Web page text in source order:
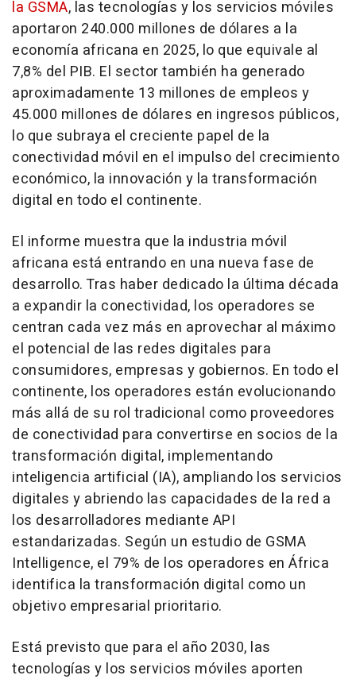
la GSMA, las tecnologías y los servicios móviles
aportaron 240.000 millones de dólares a la
economía africana en 2025, lo que equivale al
7,8% del PIB. El sector también ha generado
aproximadamente 13 millones de empleos y
45.000 millones de dólares en ingresos públicos,
lo que subraya el creciente papel de la
conectividad móvil en el impulso del crecimiento
económico, la innovación y la transformación
digital en todo el continente.
El informe muestra que la industria móvil
africana está entrando en una nueva fase de
desarrollo. Tras haber dedicado la última década
a expandir la conectividad, los operadores se
centran cada vez más en aprovechar al máximo
el potencial de las redes digitales para
consumidores, empresas y gobiernos. En todo el
continente, los operadores están evolucionando
más allá de su rol tradicional como proveedores
de conectividad para convertirse en socios de la
transformación digital, implementando
inteligencia artificial (IA), ampliando los servicios
digitales y abriendo las capacidades de la red a
los desarrolladores mediante API
estandarizadas. Según un estudio de GSMA
Intelligence, el 79% de los operadores en África
identifica la transformación digital como un
objetivo empresarial prioritario.
Está previsto que para el año 2030, las
tecnologías y los servicios móviles aporten